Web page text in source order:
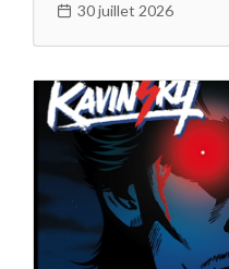
30 juillet 2026